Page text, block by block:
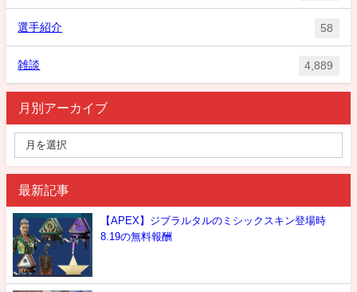
選手紹介 58
雑談 4,889
月別アーカイブ
最新記事
【APEX】ジブラルタルのミシックスキン登場時
8.19の無料報酬